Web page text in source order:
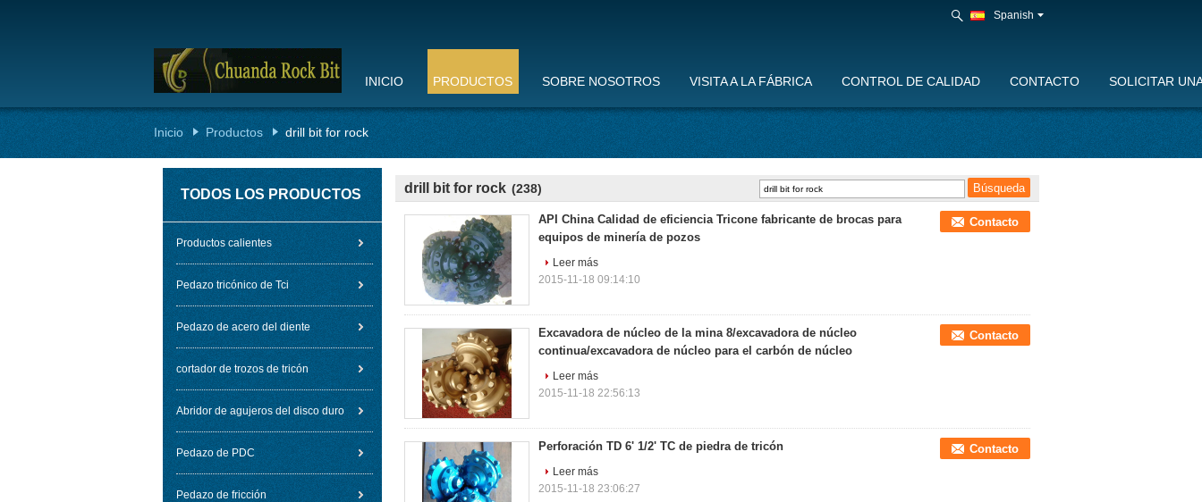
Spanish
INICIO PRODUCTOS SOBRE NOSOTROS VISITA A LA FÁBRICA CONTROL DE CALIDAD CONTACTO SOLICITAR
Inicio Productos drill bit for rock
TODOS LOS PRODUCTOS
Productos calientes
Pedazo tricónico de Tci
Pedazo de acero del diente
cortador de trozos de tricón
Abridor de agujeros del disco duro
Pedazo de PDC
Pedazo de fricción
drill bit for rock (238)
API China Calidad de eficiencia Tricone fabricante de brocas para
equipos de minería de pozos
Contacto
Leer más
2015-11-18 09:14:10
Excavadora de núcleo de la mina 8/excavadora de núcleo
continua/excavadora de núcleo para el carbón de núcleo
Contacto
Leer más
2015-11-18 22:56:13
Perforación TD 6' 1/2' TC de piedra de tricón Contacto
Leer más
2015-11-18 23:06:27